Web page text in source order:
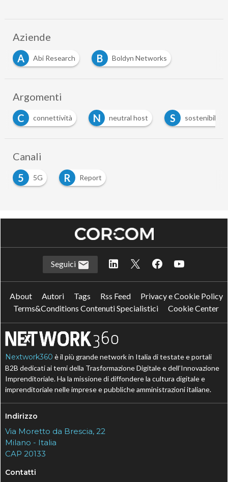
Aziende
A
Abi Research B Boldyn Networks
Argomenti
connettività neutral host sostenibilità
Canali
5
5G R Report
Seguici
About Autori Tags Rss Feed
Privacy e Cookie Policy
Terms&Conditions Contenuti Specialistici
Cookie Center
Nextwork360 è il più grande network in Italia di testate e portali
B2B dedicati ai temi della Trasformazione Digitale e dell’Innovazione
Imprenditoriale. Ha la missione di diffondere la cultura digitale e
imprenditoriale nelle imprese e pubbliche amministrazioni italiane.
Indirizzo
Via Moretto da Brescia, 22
Milano - Italia
CAP 20133
Contatti